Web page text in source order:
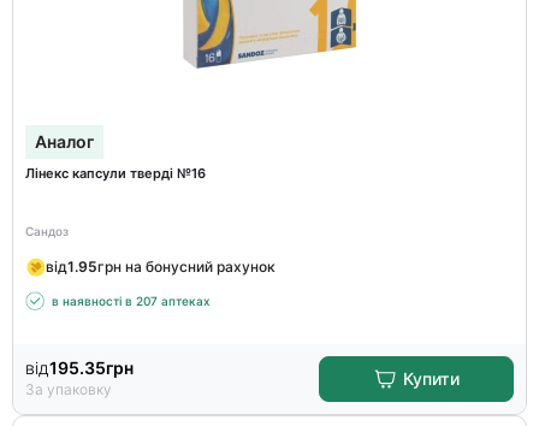
Аналог
Лінекс капсули тверді №16
Сандоз
від1.95грн на бонусний рахунок
в наявності в 207 аптеках
від195.35грн
За упаковку
Купити